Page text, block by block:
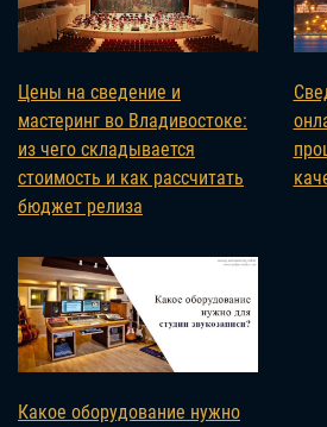
Цены на сведение и
мастеринг во Владивостоке:
из чего складывается
стоимость и как рассчитать
бюджет релиза
Какое оборудование нужно